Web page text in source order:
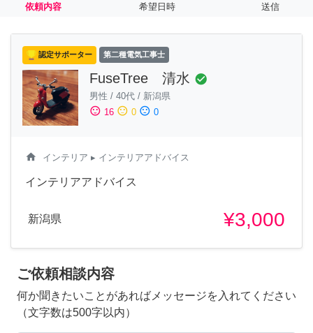
依頼内容 希望日時 送信
認定サポーター 第二種電気工事士
FuseTree 清水 check_circle
男性 / 40代 / 新潟県
sentiment_satisfied 16 sentiment_neutral 0 sentiment_dissatisfied 0
home インテリア ▸ インテリアアドバイス
インテリアアドバイス
新潟県 ¥3,000
ご依頼相談内容
何か聞きたいことがあればメッセージを入れてください
（文字数は500字以内）